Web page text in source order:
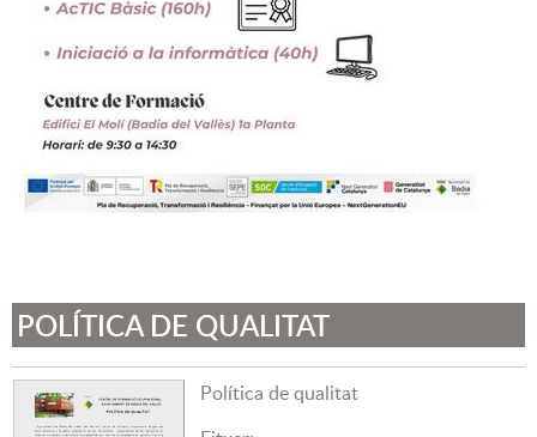
POLÍTICA DE QUALITAT
Política de qualitat